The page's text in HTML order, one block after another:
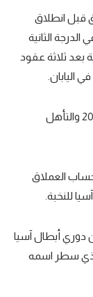
قبل انطلاق
الدرجة الثانية
بعد ثلاثة عقود
اليابان.
كورودا قاد ماتشيدا للفوز بدوري الدرجة الثانية 2023 والتأهل
العملاق
للنخبة.
دوري أبطال آسيا
سطر اسمه